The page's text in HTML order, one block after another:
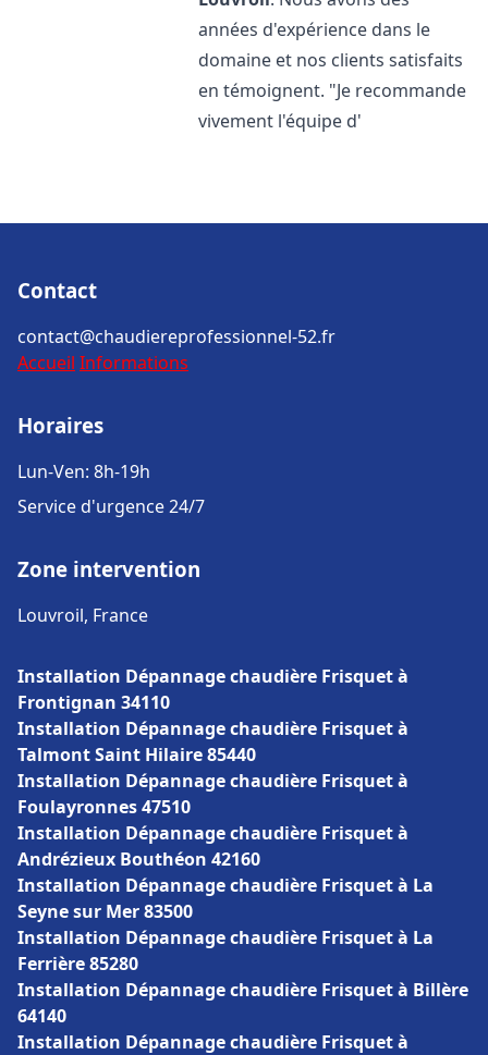
années d'expérience dans le
domaine et nos clients satisfaits
en témoignent. "Je recommande
vivement l'équipe d'
Contact
contact@chaudiereprofessionnel-52.fr
Accueil Informations
Horaires
Lun-Ven: 8h-19h
Service d'urgence 24/7
Zone intervention
Louvroil, France
Installation Dépannage chaudière Frisquet à
Frontignan 34110
Installation Dépannage chaudière Frisquet à
Talmont Saint Hilaire 85440
Installation Dépannage chaudière Frisquet à
Foulayronnes 47510
Installation Dépannage chaudière Frisquet à
Andrézieux Bouthéon 42160
Installation Dépannage chaudière Frisquet à La
Seyne sur Mer 83500
Installation Dépannage chaudière Frisquet à La
Ferrière 85280
Installation Dépannage chaudière Frisquet à Billère
64140
Installation Dépannage chaudière Frisquet à